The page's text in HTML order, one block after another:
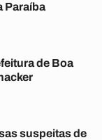
Paraíba
de Boa
suspeitas de